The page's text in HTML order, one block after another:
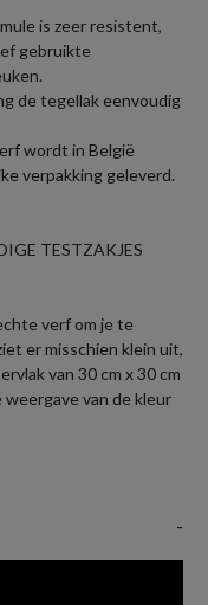
is zeer resistent,
gebruikte
de tegellak eenvoudig
wordt in België
verpakking geleverd.
TESTZAKJES
verf om je te
er misschien klein uit,
van 30 cm x 30 cm
van de kleur
-